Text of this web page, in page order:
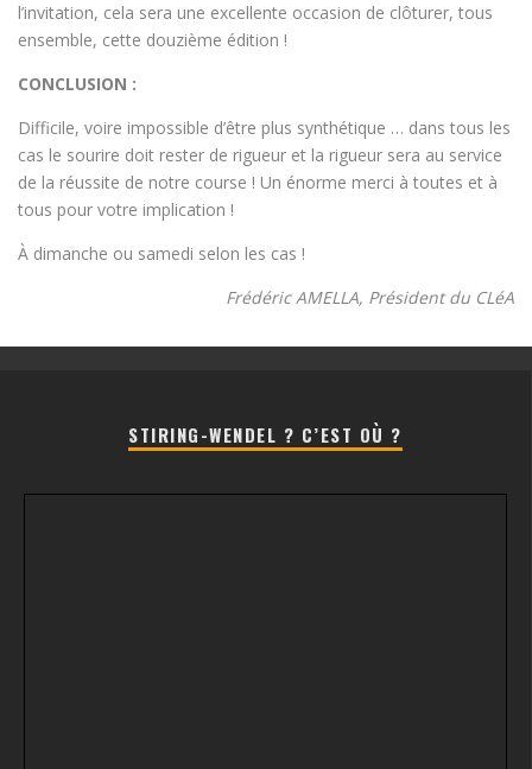
l’invitation, cela sera une excellente occasion de clôturer, tous
ensemble, cette douzième édition !
CONCLUSION :
Difficile, voire impossible d’être plus synthétique … dans tous les
cas le sourire doit rester de rigueur et la rigueur sera au service
de la réussite de notre course ! Un énorme merci à toutes et à
tous pour votre implication !
À dimanche ou samedi selon les cas !
Frédéric AMELLA, Président du CLéA
STIRING-WENDEL ? C’EST OÙ ?